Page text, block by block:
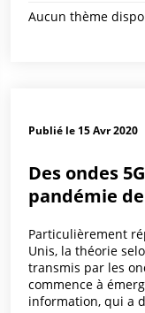
Aucun thème
Publié le 15 Avr 2020
Des ondes
pandémie
Particulièrement
Unis, la théorie
transmis par les
commence à
information, qui a